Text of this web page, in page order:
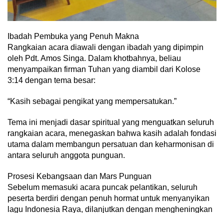
Ibadah Pembuka yang Penuh Makna
Rangkaian acara diawali dengan ibadah yang dipimpin
oleh Pdt. Amos Singa. Dalam khotbahnya, beliau
menyampaikan firman Tuhan yang diambil dari Kolose
3:14 dengan tema besar:
“Kasih sebagai pengikat yang mempersatukan.”
Tema ini menjadi dasar spiritual yang menguatkan seluruh
rangkaian acara, menegaskan bahwa kasih adalah fondasi
utama dalam membangun persatuan dan keharmonisan di
antara seluruh anggota punguan.
Prosesi Kebangsaan dan Mars Punguan
Sebelum memasuki acara puncak pelantikan, seluruh
peserta berdiri dengan penuh hormat untuk menyanyikan
lagu Indonesia Raya, dilanjutkan dengan mengheningkan